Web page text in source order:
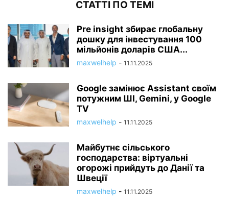
СТАТТІ ПО ТЕМІ
Pre insight збирає глобальну
дошку для інвестування 100
мільйонів доларів США...
maxwelhelp - 11.11.2025
Google замінює Assistant своїм
потужним ШІ, Gemini, у Google
TV
maxwelhelp - 11.11.2025
Майбутнє сільського
господарства: віртуальні
огорожі прийдуть до Данії та
Швеції
maxwelhelp - 11.11.2025